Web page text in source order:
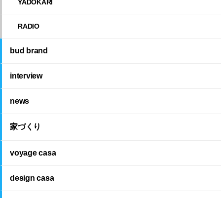
YADOKARI
RADIO
bud brand
interview
news
家づくり
voyage casa
design casa